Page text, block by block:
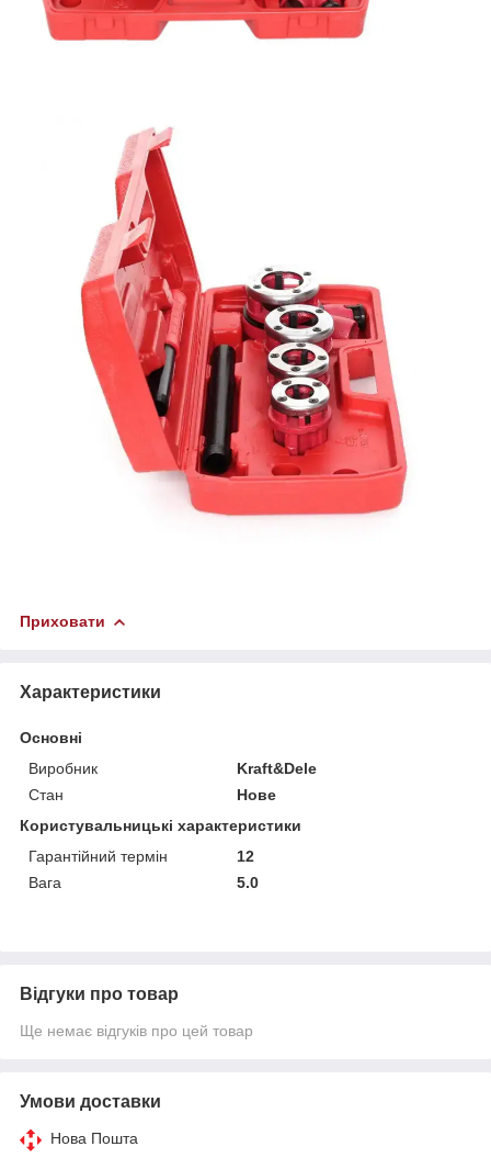
Приховати
Характеристики
Основні
Виробник
Kraft&Dele
Стан
Нове
Користувальницькі характеристики
Гарантійний термін
12
Вага
5.0
Відгуки про товар
Ще немає відгуків про цей товар
Умови доставки
Нова Пошта